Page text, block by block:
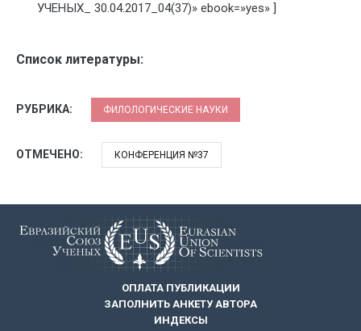
УЧЕНЫХ_ 30.04.2017_04(37)» ebook=»yes» ]
Список литературы:
РУБРИКА: ФИЛОЛОГИЧЕСКИЕ НАУКИ
ОТМЕЧЕНО: КОНФЕРЕНЦИЯ №37
ОПЛАТА ПУБЛИКАЦИИ
ЗАПОЛНИТЬ АНКЕТУ АВТОРА
ИНДЕКСЫ